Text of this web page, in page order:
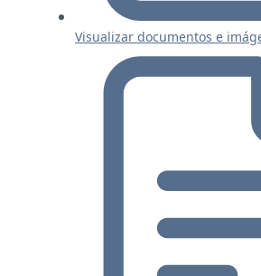
Visualizar documentos e